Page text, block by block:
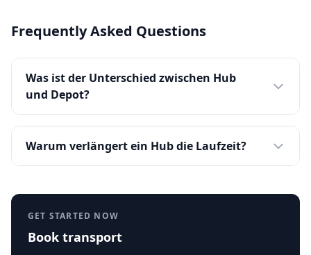
Frequently Asked Questions
Was ist der Unterschied zwischen Hub
und Depot?
Warum verlängert ein Hub die Laufzeit?
GET STARTED NOW
Book transport